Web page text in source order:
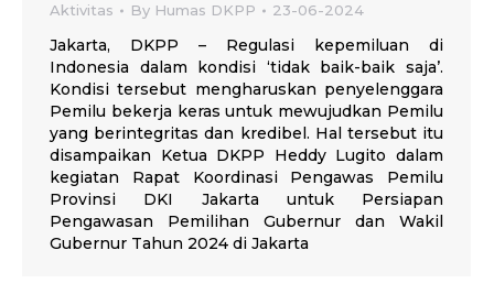
Aktivitas By Humas DKPP 23-06-2024
Jakarta, DKPP – Regulasi kepemiluan di
Indonesia dalam kondisi ‘tidak baik-baik saja’.
Kondisi tersebut mengharuskan penyelenggara
Pemilu bekerja keras untuk mewujudkan Pemilu
yang berintegritas dan kredibel. Hal tersebut itu
disampaikan Ketua DKPP Heddy Lugito dalam
kegiatan Rapat Koordinasi Pengawas Pemilu
Provinsi DKI Jakarta untuk Persiapan
Pengawasan Pemilihan Gubernur dan Wakil
Gubernur Tahun 2024 di Jakarta